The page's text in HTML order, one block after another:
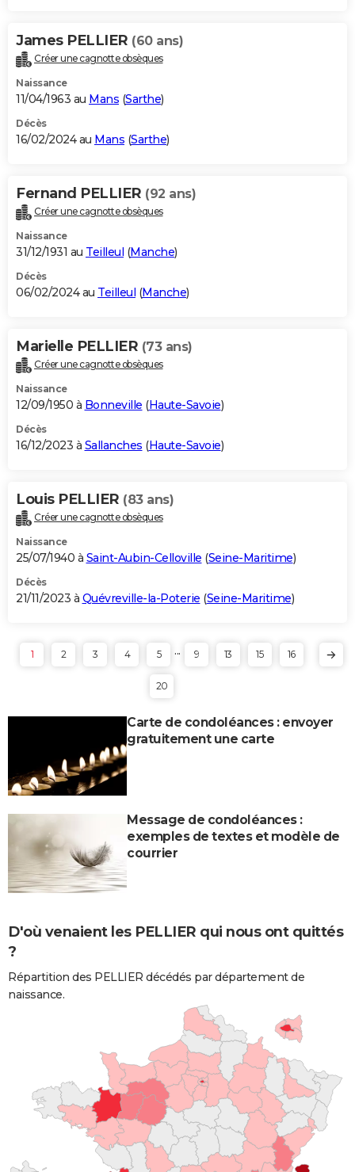
James PELLIER (60 ans)
Créer une cagnotte obsèques
Naissance
11/04/1963 au Mans (Sarthe)
Décès
16/02/2024 au Mans (Sarthe)
Fernand PELLIER (92 ans)
Créer une cagnotte obsèques
Naissance
31/12/1931 au Teilleul (Manche)
Décès
06/02/2024 au Teilleul (Manche)
Marielle PELLIER (73 ans)
Créer une cagnotte obsèques
Naissance
12/09/1950 à Bonneville (Haute-Savoie)
Décès
16/12/2023 à Sallanches (Haute-Savoie)
Louis PELLIER (83 ans)
Créer une cagnotte obsèques
Naissance
25/07/1940 à Saint-Aubin-Celloville (Seine-Maritime)
Décès
21/11/2023 à Quévreville-la-Poterie (Seine-Maritime)
1 2 3 4 5 ... 9 13 15 16
20
Carte de condoléances : envoyer
gratuitement une carte
Message de condoléances :
exemples de textes et modèle de
courrier
D'où venaient les PELLIER qui nous ont quittés
?
Répartition des PELLIER décédés par département de
naissance.